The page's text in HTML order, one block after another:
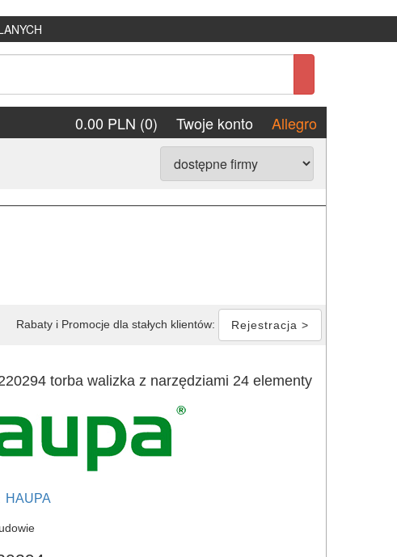
0.00 PLN (0) Twoje konto
Allegro
Rabaty i Promocje dla stałych klientów: Rejestracja >
torba walizka z narzędziami 24 elementy
HAUPA